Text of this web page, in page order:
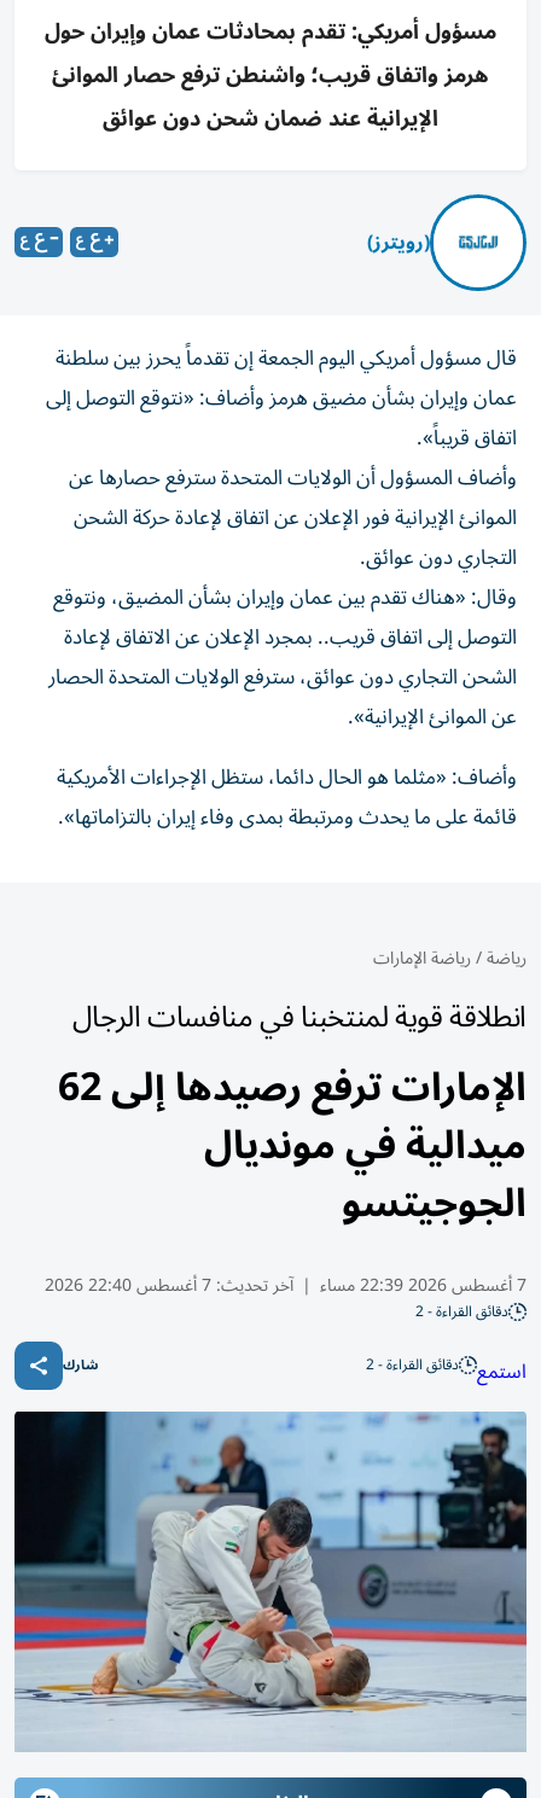
مسؤول أمريكي: تقدم بمحادثات عمان وإيران حول
هرمز واتفاق قريب؛ واشنطن ترفع حصار الموانئ
الإيرانية عند ضمان شحن دون عوائق
(رويترز)
قال مسؤول ‌أمريكي اليوم الجمعة ​إن ⁠تقدماً يحرز بين سلطنة
‌عمان و‌إيران بشأن مضيق هرمز وأضاف: «نتوقع ‌التوصل إلى
اتفاق قريباً».
وأضاف ⁠المسؤول أن الولايات المتحدة سترفع حصارها عن
الموانئ الإيرانية فور الإعلان عن اتفاق لإعادة حركة ​الشحن
التجاري دون عوائق.
وقال: «هناك ‌تقدم بين عمان وإيران بشأن المضيق، ⁠ونتوقع
التوصل إلى اتفاق قريب.. بمجرد الإعلان عن الاتفاق ​لإعادة
‌الشحن التجاري دون ‌عوائق، سترفع الولايات المتحدة الحصار
عن الموانئ الإيرانية».
وأضاف: «مثلما ‌هو ‌الحال دائما، ⁠ستظل الإجراءات ‌الأمريكية
قائمة على ما يحدث ومرتبطة بمدى وفاء ⁠إيران ​بالتزاماتها».
رياضة/رياضة الإمارات
انطلاقة قوية لمنتخبنا في منافسات الرجال
الإمارات ترفع رصيدها إلى 62
ميدالية في مونديال
الجوجيتسو
7 أغسطس 2026 22:39 مساء | آخر تحديث:7 أغسطس 22:40 2026
دقائق القراءة - 2
استمع دقائق القراءة - 2 شارك